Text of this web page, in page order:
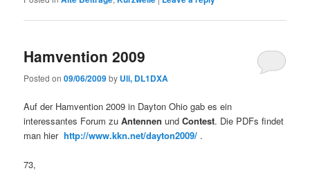
Hamvention 2009
Posted on09/06/2009by Uli, DL1DXA
Auf der Hamvention 2009 in Dayton Ohio gab es ein
interessantes Forum zuAntennenund Contest. Die PDFs findet
man hierhttp://www.kkn.net/dayton2009/ .
73,